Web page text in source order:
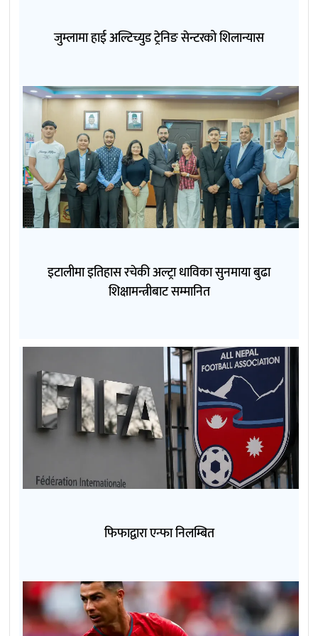
जुम्लामा हाई अल्टिच्युड ट्रेनिङ सेन्टरको शिलान्यास
इटालीमा इतिहास रचेकी अल्ट्रा धाविका सुनमाया बुढा
शिक्षामन्त्रीबाट सम्मानित
फिफाद्वारा एन्फा निलम्बित